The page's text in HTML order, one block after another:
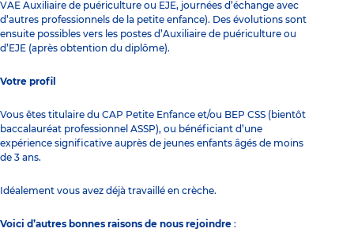
VAE Auxiliaire de puériculture ou EJE, journées d’échange avec
d’autres professionnels de la petite enfance). Des évolutions sont
ensuite possibles vers les postes d’Auxiliaire de puériculture ou
d’EJE (après obtention du diplôme).
Votre profil
Vous êtes titulaire du CAP Petite Enfance et/ou BEP CSS (bientôt
baccalauréat professionnel ASSP), ou bénéficiant d’une
expérience significative auprès de jeunes enfants âgés de moins
de 3 ans.
Idéalement vous avez déjà travaillé en crèche.
Voici d’autres bonnes raisons de nous rejoindre :